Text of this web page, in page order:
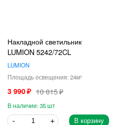
Накладной светильник
LUMION 5242/72CL
LUMION
24
3 990 10 815
35
В корзину